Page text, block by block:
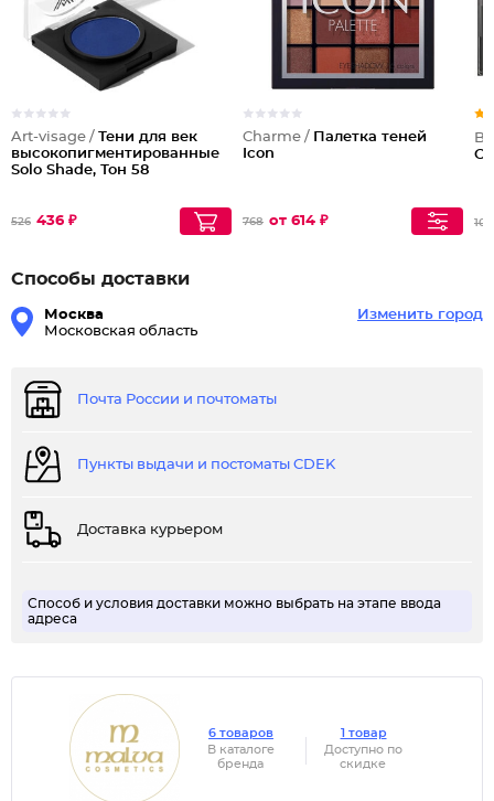
Art-visage / Тени для век
высокопигментированные
Solo Shade, Тон 58
526 436 ₽
Charme / Палетка теней
Icon
768 от 614 ₽
Способы доставки
Москва
Московская область
Изменить город
Почта России и почтоматы
Пункты выдачи и постоматы CDEK
Доставка курьером
Способ и условия доставки можно выбрать на этапе ввода
адреса
6 товаров
В каталоге
бренда
1 товар
Доступно по
скидке